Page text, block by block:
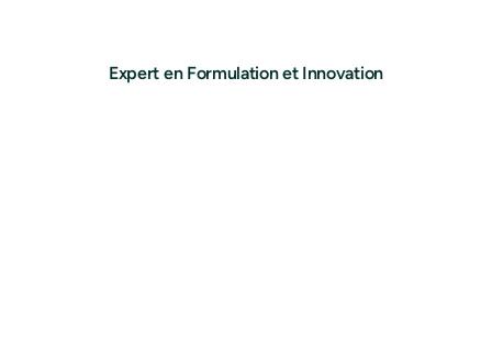
Expert en Formulation et Innovation